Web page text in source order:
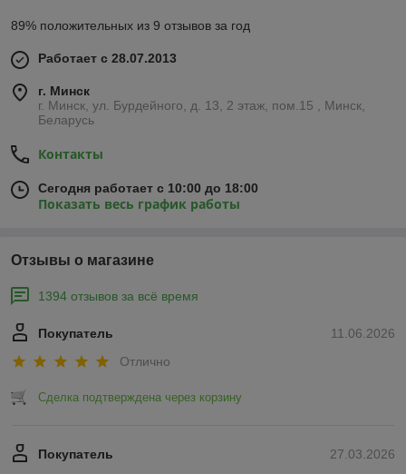
89% положительных из 9 отзывов за год
Работает с 28.07.2013
г. Минск
г. Минск, ул. Бурдейного, д. 13, 2 этаж, пом.15 , Минск,
Беларусь
Контакты
Сегодня работает с 10:00 до 18:00
Показать весь график работы
Отзывы о магазине
1394 отзывов за всё время
11.06.2026
Покупатель
Отлично
Сделка подтверждена через корзину
27.03.2026
Покупатель